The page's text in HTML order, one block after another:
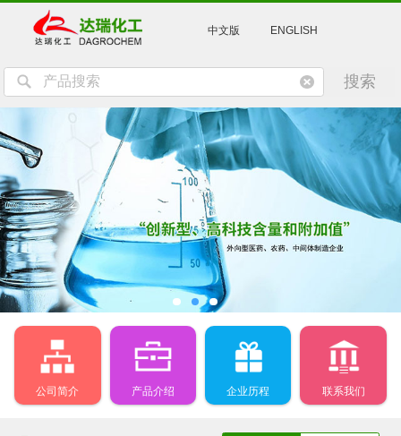
中文版 ENGLISH
公司简介 产品介绍 企业历程 联系我们